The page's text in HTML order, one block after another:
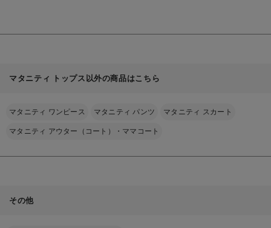
マタニティ トップス以外の商品はこちら
マタニティ ワンピース マタニティ パンツ マタニティ スカート
マタニティ アウター（コート）・ママコート
その他